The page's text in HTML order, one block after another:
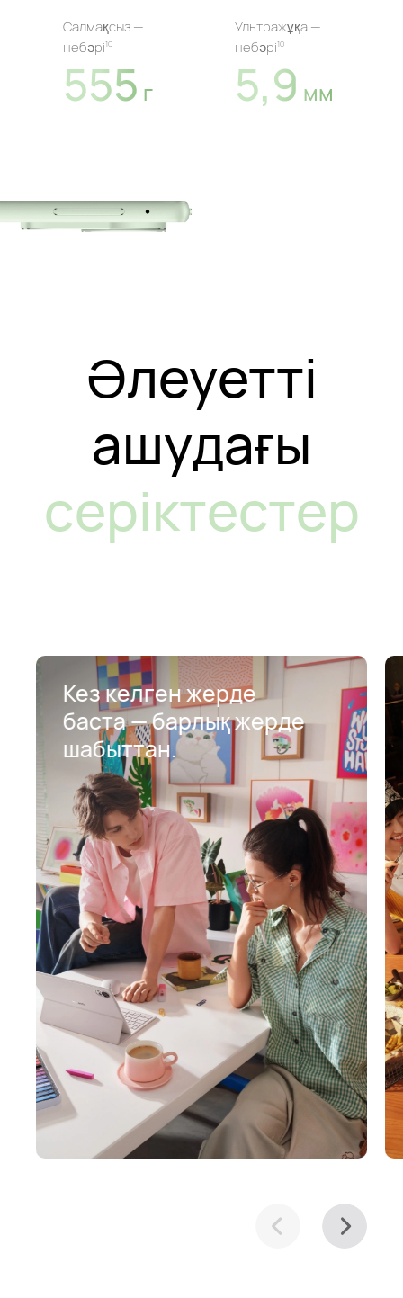
Салмақсыз —
небәрі⁠10
555 г
Ультражұқа —
небәрі⁠10
5,9 мм
Әлеуетті
ашудағы
серіктестер
Кез келген жерде
баста⁠ —⁠ барлық жерде
шабыттан.